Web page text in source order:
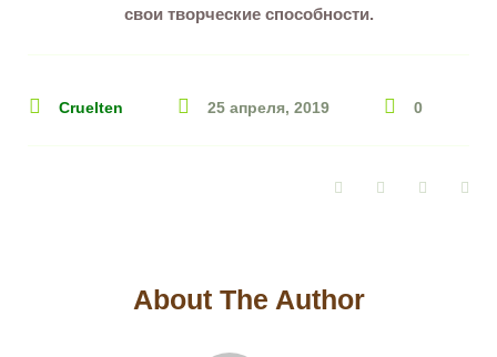
свои творческие способности.
Cruelten 25 апреля, 2019 0
FacebookTwitter Google+
About The Author